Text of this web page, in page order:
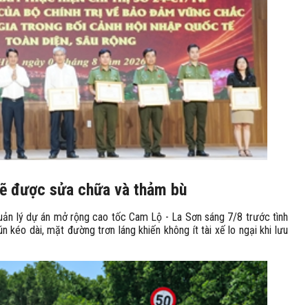
được sửa chữa và thảm bù
lý dự án mở rộng cao tốc Cam Lộ - La Sơn sáng 7/8 trước tình
kéo dài, mặt đường trơn láng khiến không ít tài xế lo ngại khi lưu